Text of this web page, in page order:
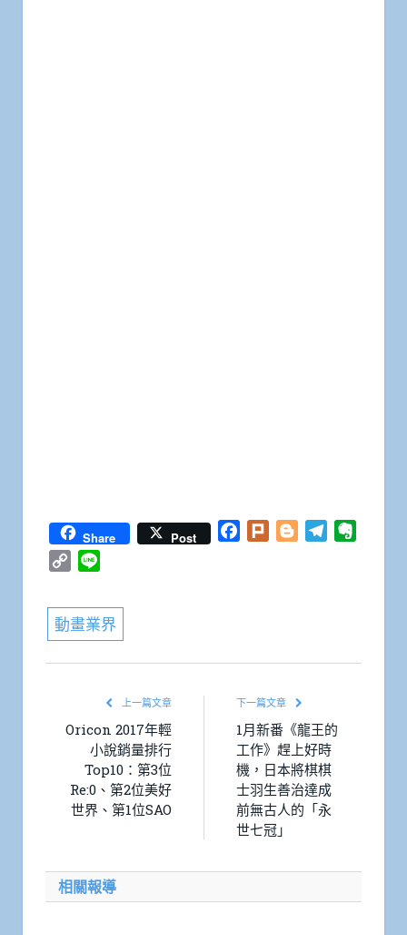
Share Post Facebook
Plurk BloggerTelegram
Copy
動畫業界
上一篇文章
Oricon 2017年輕
小說銷量排行
Top10：第3位
Re:0、第2位美好
世界、第1位SAO
下一篇文章
1月新番《龍王的
工作》趕上好時
機，日本將棋棋
士羽生善治達成
前無古人的「永
世七冠」
相關報導